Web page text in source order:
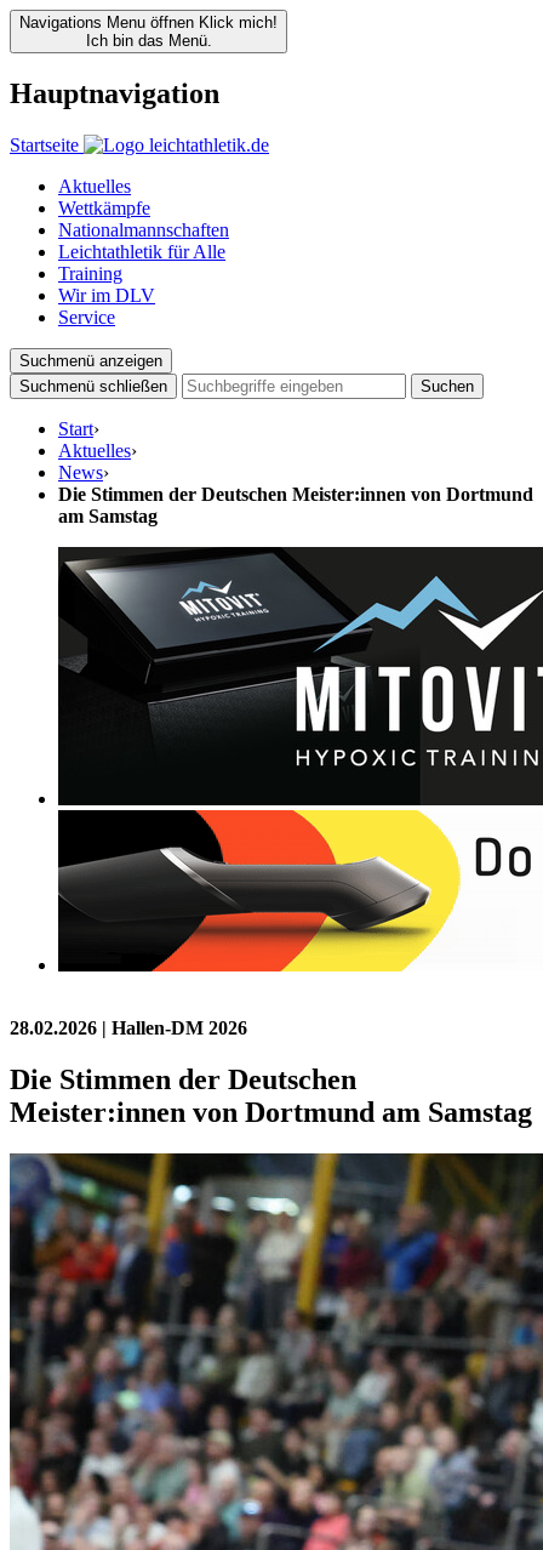
Navigations Menu öffnen Klick mich!
Ich bin das Menü.
Hauptnavigation
Startseite
Aktuelles
Wettkämpfe
Nationalmannschaften
Leichtathletik für Alle
Training
Wir im DLV
Service
Suchmenü anzeigen
Suchmenü schließen
Suchen
Start›
Aktuelles›
News›
Die Stimmen der Deutschen Meister:innen von Dortmund
am Samstag
28.02.2026 | Hallen-DM 2026
Die Stimmen der Deutschen
Meister:innen von Dortmund am Samstag